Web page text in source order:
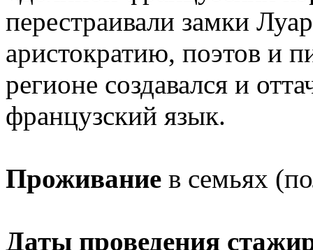
перестраивали замки
аристократию, поэтов и
регионе создавался и
французский язык.
Проживание в семьях
Даты проведения